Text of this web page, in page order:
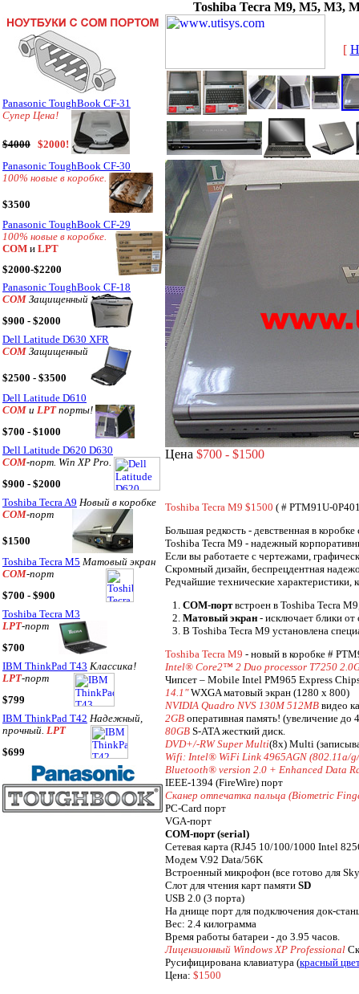
Toshiba Tecra M9, M5, M3,
Panasonic ToughBook CF-31
Супер Цена!
$4000
$2000!
Panasonic ToughBook CF-30
100% новые в коробке.
$3500
Panasonic ToughBook CF-29
100% новые в коробке.
COM и LPT
$2000-$2200
Panasonic ToughBook CF-18
COM Защищенный
$900 - $2000
Dell Latitude D630 XFR
COM Защищенный
$2500 - $3500
Dell Latitude D610
COM и LPTпорты!
$700 - $1000
Dell Latitude D620 D630
COM-порт. Win XP Pro.
$900 - $2000
Toshiba Tecra A9 Новый в коробке
COM-порт
$1500
Toshiba Tecra M5 Матовый экран
COM-порт
$700 - $900
Toshiba Tecra M3
LPT-порт
$700
IBM ThinkPad T43 Классика!
LPT-порт
$799
IBM ThinkPad T42 Надежный,
прочный. LPT
$699
[
Цена $700 - $1500
Toshiba Tecra M9 $1500 ( # PTM91U-
Большая редкость - девственная в
Toshiba Tecra M9 - надежный
Если вы работаете с чертежами,
Скромный дизайн, беспрецдентная
Редчайшие технические характеристики,
1. COM-портвстроен в Toshiba Tecra
2. Матовый экран - исключает блики от
3. В Toshiba Tecra M9 установлена
Toshiba Tecra M9 - новый в коробке #
Intel® Core2™ 2 Duo processor T7250
Чипсет – Mobile Intel PM965 Express
14.1"WXGA матовый экран (1280 x 800)
NVIDIA Quadro NVS 130M 512MB видео
2GB оперативная память! (увеличение до
80GB S-ATA жесткий диск.
DVD+/-RW Super Multi(8x) Multi
Wifi: Intel® WiFi Link 4965AGN (802.11a/
Bluetooth® version 2.0 + Enhanced Data
IEEE-1394 (FireWire) порт
Сканер отпечатка пальца (Biometric
PC-Card порт
VGA-порт
COM-порт (serial)
Сетевая карта (RJ45 10/100/1000 Intel
Модем V.92 Data/56K
Встроенный микрофон (все готово для
Слот для чтения карт памяти SD
USB 2.0 (3 порта)
На днище порт для подключения док-
Вес: 2.4 килограмма
Время работы батареи - до 3.95 часов.
Лицензионный Windows XP Professional
Русифицирована клавиатура (красный
Цена: $1500